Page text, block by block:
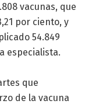
vacunas, que
por ciento, y
54.849
especialista.
que
de la vacuna